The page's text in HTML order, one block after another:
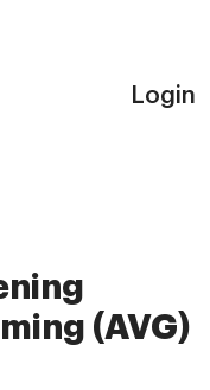
Login
(AVG)